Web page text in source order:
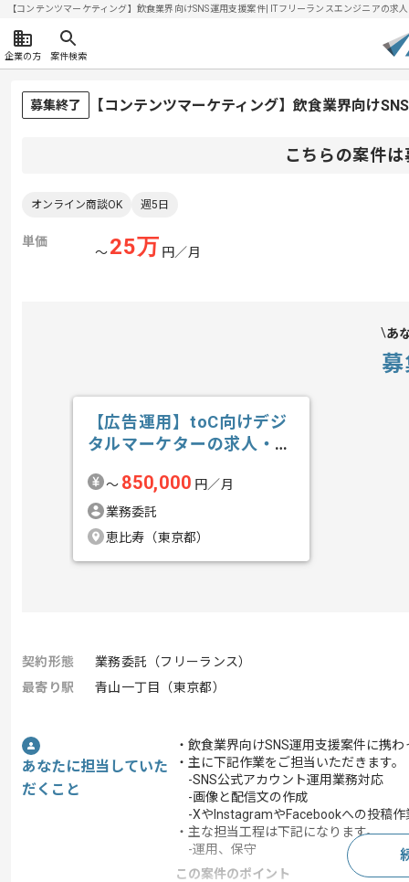
【コンテンツマーケティング】飲食業界向けSNS運用支援案件| ITフリーランスエンジニアの
企業の方 案件検索
募集終了 【コンテンツマーケティング】飲食業界向け
こちらの案件
オンライン商談OK 週5日
単価
〜25万 円／月
あ
【広告運用】toC向けデジ
タルマーケターの求人・案
〜 850,000 円／月
業務委託
恵比寿（東京都）
契約形態
業務委託（フリーランス）
最寄り駅
青山一丁目（東京都）
あなたに担当していた
だくこと
・飲食業界向けSNS運用支援案件に携
・主に下記作業をご担当いただきます。
-SNS公式アカウント運用業務対応
-画像と配信文の作成
-XやInstagramやFacebookへの投稿作
・主な担当工程は下記になります。
-運用、保守
この案件のポイント